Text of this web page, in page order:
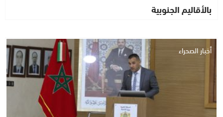
بالأقاليم الجنوبية
أخبار الصحراء